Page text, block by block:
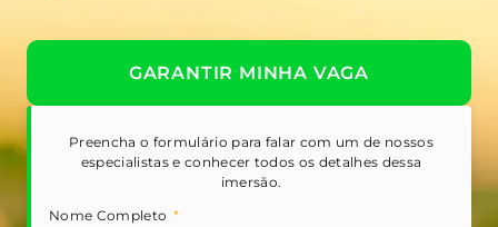
GARANTIR MINHA VAGA
Preencha o formulário para falar com um de nossos
especialistas e conhecer todos os detalhes dessa
imersão.
Nome Completo